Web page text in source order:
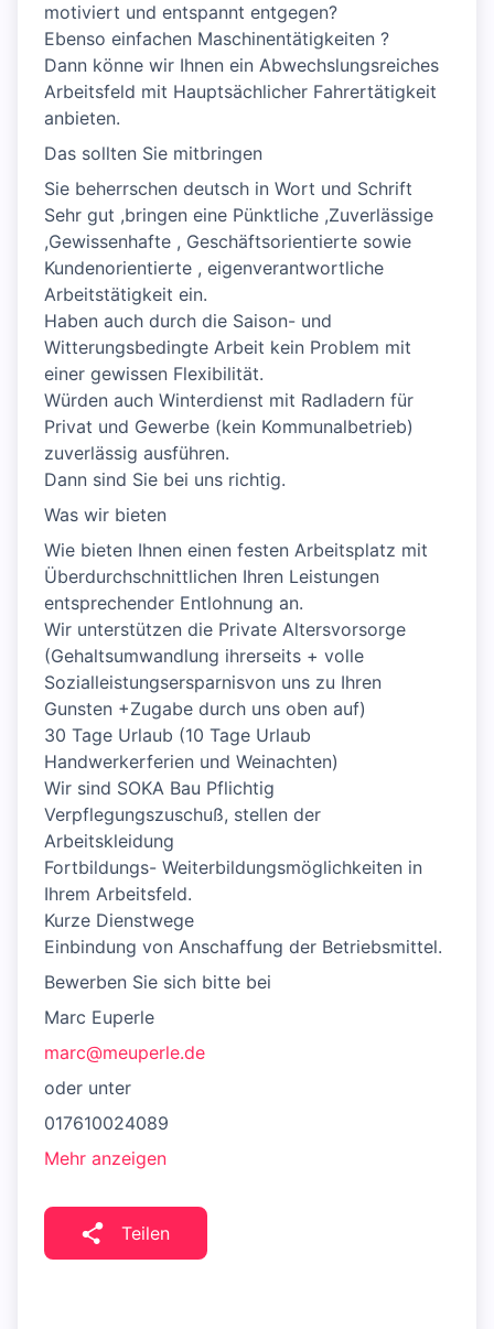
motiviert und entspannt entgegen?
Ebenso einfachen Maschinentätigkeiten ?
Dann könne wir Ihnen ein Abwechslungsreiches
Arbeitsfeld mit Hauptsächlicher Fahrertätigkeit
anbieten.
Das sollten Sie mitbringen
Sie beherrschen deutsch in Wort und Schrift
Sehr gut ,bringen eine Pünktliche ,Zuverlässige
,Gewissenhafte , Geschäftsorientierte sowie
Kundenorientierte , eigenverantwortliche
Arbeitstätigkeit ein.
Haben auch durch die Saison- und
Witterungsbedingte Arbeit kein Problem mit
einer gewissen Flexibilität.
Würden auch Winterdienst mit Radladern für
Privat und Gewerbe (kein Kommunalbetrieb)
zuverlässig ausführen.
Dann sind Sie bei uns richtig.
Was wir bieten
Wie bieten Ihnen einen festen Arbeitsplatz mit
Überdurchschnittlichen Ihren Leistungen
entsprechender Entlohnung an.
Wir unterstützen die Private Altersvorsorge
(Gehaltsumwandlung ihrerseits + volle
Sozialleistungsersparnisvon uns zu Ihren
Gunsten +Zugabe durch uns oben auf)
30 Tage Urlaub (10 Tage Urlaub
Handwerkerferien und Weinachten)
Wir sind SOKA Bau Pflichtig
Verpflegungszuschuß, stellen der
Arbeitskleidung
Fortbildungs- Weiterbildungsmöglichkeiten in
Ihrem Arbeitsfeld.
Kurze Dienstwege
Einbindung von Anschaffung der Betriebsmittel.
Bewerben Sie sich bitte bei
Marc Euperle
marc@meuperle.de
oder unter
017610024089
Mehr anzeigen
Teilen